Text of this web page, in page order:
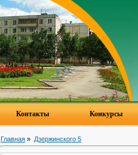
Контакты Конкурсы
Главная » Дзержинского 5